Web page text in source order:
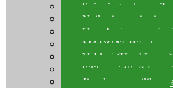
Spinning role za
Najloni za spinning
Upredenice za
MADCAT Ribolov
Vobleri (Hard Lures)
Silikonci (Soft
Jig glave za